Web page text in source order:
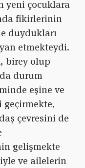
yeni çocuklara
fikirlerinin
duydukları
etmekteydi.
birey olup
durum
eşine ve
çevresini de
gelişmekte
ve ailelerin